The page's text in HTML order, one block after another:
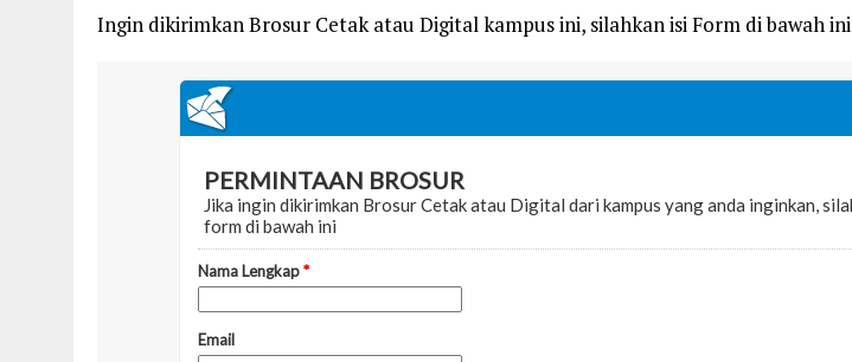
Ingin dikirimkan Brosur Cetak atau Digital kampus ini, silahkan isi Form di bawah ini